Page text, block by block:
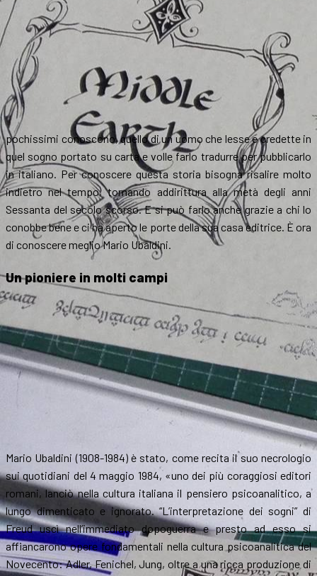
pochissimi conoscono, quello di un uomo che lesse e credette in
quel sogno portato su carta e volle farlo tradurre per pubblicarlo
in italiano. Per conoscere questa storia bisogna risalire molto
indietro nel tempo, tornando addirittura alla metà degli anni
Sessanta del secolo scorso. E si può farlo anche grazie a chi lo
conobbe bene e ci ha aperto le porte della sua casa editrice. È ora
di conoscere meglio Mario Ubaldini.
Un pioniere in molti campi
Mario Ubaldini (1908-1984) è stato, come recita il suo necrologio
sui quotidiani del 4 maggio 1984, «uno dei più coraggiosi editori
romani, lanciò nella cultura italiana il pensiero psicoanalitico, a
lungo dimenticato e ignorato. “L’interpretazione dei sogni” di
Freud uscì nell’immediato dopoguerra e presto ad esso si
affiancarono opere fondamentali nella cultura psicoanalitica del
Novecento: Adler, Fenichel, Jung, oltre a una ricca produzione di